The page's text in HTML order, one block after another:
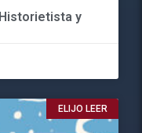
y
ELIJO LEER